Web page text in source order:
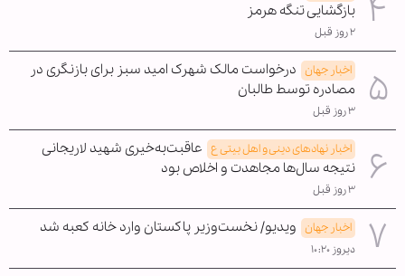
بازگشایی تنگه هرمز
۲ روز قبل
اخبار جهان درخواست مالک شهرک امید سبز برای بازنگری در
مصادره توسط طالبان
۳ روز قبل
اخبار نهادهای دینی و اهل بیتی ع عاقبت‌به‌خیری شهید لاریجانی
نتیجه سال‌ها مجاهدت و اخلاص بود
۳ روز قبل
اخبار جهان ویدیو/ نخست‌وزیر پاکستان وارد خانه کعبه شد
دیروز ۱۰:۲۰